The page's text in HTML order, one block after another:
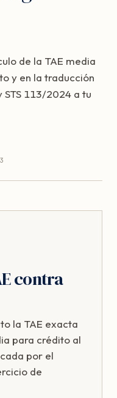
de la TAE media
y en la traducción
113/2024 a tu
contra
la TAE exacta
para crédito al
por el
de